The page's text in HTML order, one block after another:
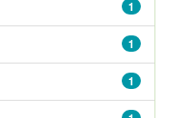
1
1
1